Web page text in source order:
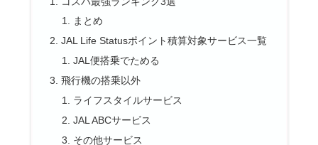
まとめ
JAL Life Statusポイント積算対象サービス一覧
JAL便搭乗でためる
飛行機の搭乗以外
ライフスタイルサービス
JAL ABCサービス
その他サービス